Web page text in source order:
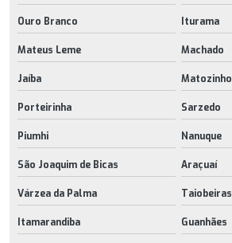
Ouro Branco Iturama
Mateus Leme Machado
Jaíba
Porteirinha Sarzedo
Piumhi Nanuque
São Joaquim de Bicas Araçuaí
Várzea da Palma Taiobeiras
Itamarandiba Guanhães